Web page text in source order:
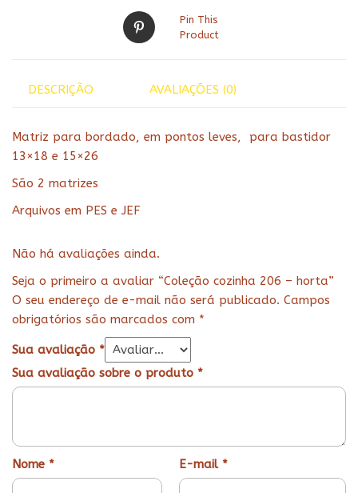
Pin This
Product
DESCRIÇÃO AVALIAÇÕES (0)
Matriz para bordado, em pontos leves, para bastidor
13×18 e 15×26
São 2 matrizes
Arquivos em PES e JEF
Não há avaliações ainda.
Seja o primeiro a avaliar “Coleção cozinha 206 – horta”
O seu endereço de e-mail não será publicado. Campos
obrigatórios são marcados com *
Sua avaliação *
Sua avaliação sobre o produto *
Nome * E-mail *